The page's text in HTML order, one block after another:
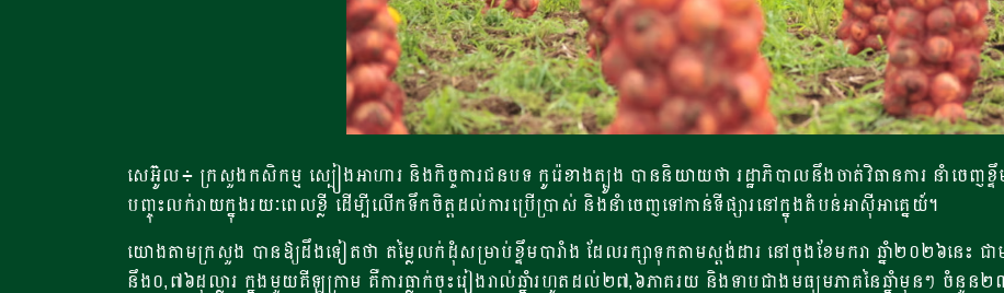
សេអ៊ូល៖ ក្រសួងកសិកម្ម ស្បៀងអាហារ និងកិច្ចការជនបទ កូរ៉េខាងត្បូង បាននិយាយថា​ រដ្ឋាភិបាលនឹងចាត់វិធានការ នាំចេញខ្
បញ្ចុះលក់រាយក្នុងរយៈពេលខ្លី ដើម្បីលើកទឹកចិត្តដល់ការប្រើប្រាស់ និងនាំចេញទៅកាន់ទីផ្សារនៅក្នុងតំបន់អាស៊ីអាគ្នេយ៍។
យោងតាមក្រសួង បានឱ្យដឹងទៀតថា តម្លៃលក់ដុំសម្រាប់ខ្ទឹមបារាំង ដែលរក្សាទុកតាមស្តង់ដារ នៅចុងខែមករា ឆ្នាំ២០២៦នេះ ជ
នឹង០,៧៦ដុល្លារ ក្នុងមួយគីឡូក្រាម គឺការធ្លាក់ចុះរៀងរាល់ឆ្នាំរហូតដល់២៧,៦ភាគរយ និងទាបជាងមធ្យមភាគនៃឆ្នាំមុនៗ ចំនួន